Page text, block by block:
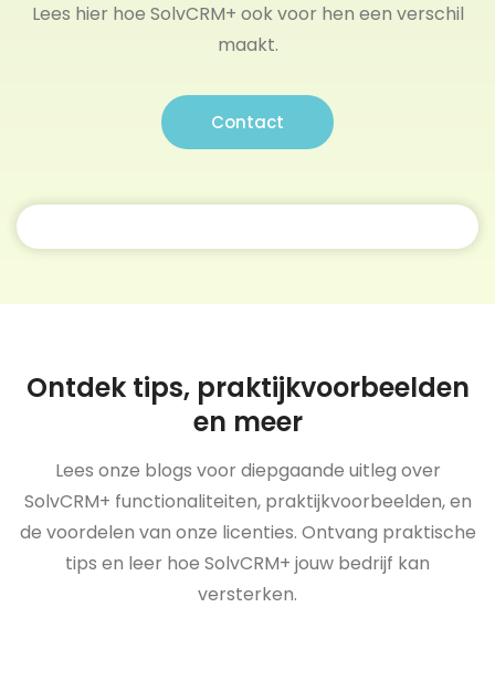
Lees hier hoe SolvCRM+ ook voor hen een verschil
maakt.
Contact
Ontdek tips, praktijkvoorbeelden
en meer
Lees onze blogs voor diepgaande uitleg over
SolvCRM+ functionaliteiten, praktijkvoorbeelden, en
de voordelen van onze licenties. Ontvang praktische
tips en leer hoe SolvCRM+ jouw bedrijf kan
versterken.